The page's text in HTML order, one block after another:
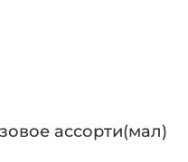
ассорти(мал)